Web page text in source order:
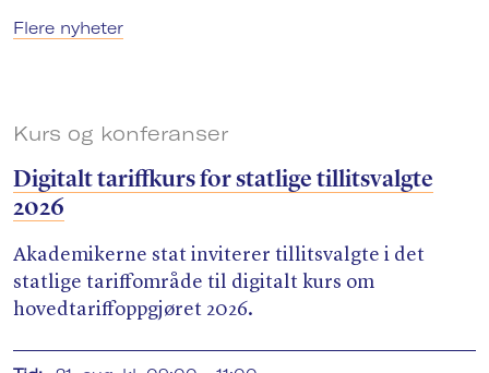
Flere nyheter
Kurs og konferanser
Digitalt tariffkurs for statlige tillitsvalgte
2026
Akademikerne stat inviterer tillitsvalgte i det
statlige tariffområde til digitalt kurs om
hovedtariffoppgjøret 2026.